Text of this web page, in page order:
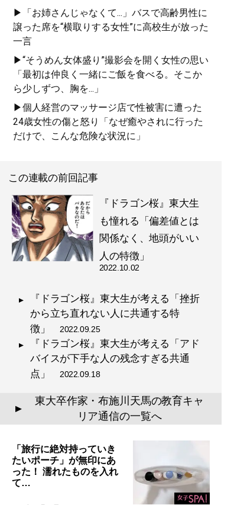
えるか？』
社 e-SHINSHO)
▶「お姉さんじゃなくて...」バスで高齢男性に
譲った席を“横取りする女性”に高校生が放った
一言
▶“そうめん女体盛り”撮影会を開く女性の思い
「最初は仲良く一緒にご飯を食べる。そこか
ら少しずつ、胸を...」
▶個人経営のマッサージ店で性被害に遭った
24歳女性の傷と怒り「なぜ癒やされに行った
だけで、こんな危険な状況に」
この連載の前回記事
『ドラゴン桜』東大生
も憧れる「偏差値とは
関係なく、地頭がいい
人の特徴」
2022.10.02
『ドラゴン桜』東大生が考える「挫折
から立ち直れない人に共通する特
徴」 2022.09.25
『ドラゴン桜』東大生が考える「アド
バイスが下手な人の残念すぎる共通
点」 2022.09.18
▲
東大卒作家・布施川天馬の教育キャ
リア通信の一覧へ
「旅行に絶対持っていき
たいポーチ」が無印にあ
った！ 濡れたものを入れ
て…